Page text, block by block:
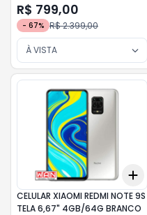
R$ 799,00
- 67% R$ 2.399,00
À VISTA
Add
CELULAR XIAOMI REDMI NOTE 9S
TELA 6,67" 4GB/64G BRANCO